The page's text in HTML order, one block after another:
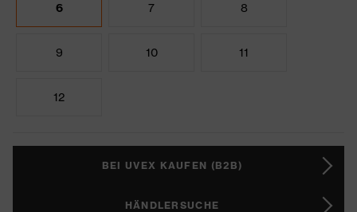
6 7 8
9 10 11
12
BEI UVEX KAUFEN (B2B)
HÄNDLERSUCHE